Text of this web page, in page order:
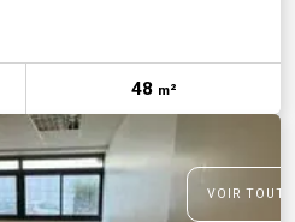
48 m²
VOIR